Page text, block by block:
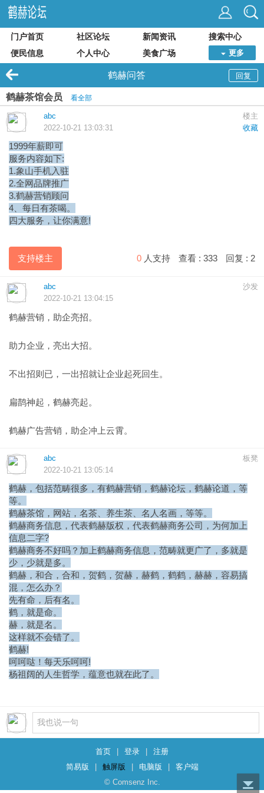
门户首页 社区论坛 新闻资讯
搜索中心
便民信息
个人中心 美食广场 更多
回复
鹤赫问答
鹤赫茶馆会员 看全部
楼主
abc
收藏
2022-10-21 13:03:31
1999年薪即可
服务内容如下:
1.象山手机入驻
2.全网品牌推广
3.鹤赫营销顾问
4、每日有茶喝。
四大服务，让你满意!
支持楼主 0 人支持 查看 : 333 回复 : 2
沙发
abc
2022-10-21 13:04:15
鹤赫营销，助企亮招。
助力企业，亮出大招。
不出招则已，一出招就让企业起死回生。
扁鹊神起，鹤赫亮起。
鹤赫广告营销，助企冲上云霄。
板凳
abc
2022-10-21 13:05:14
鹤赫，包括范畴很多，有鹤赫营销，鹤赫论坛，鹤赫论道，等
等。
鹤赫茶馆，网站，名茶、养生茶、名人名画，等等。
鹤赫商务信息，代表鹤赫版权，代表鹤赫商务公司，为何加上
信息二字?
鹤赫商务不好吗？加上鹤赫商务信息，范畴就更广了，多就是
少，少就是多。
鹤赫，和合，合和，贺鹤，贺赫，赫鹤，鹤鹤，赫赫，容易搞
混，怎么办？
先有命，后有名。
鹤，就是命。
赫，就是名。
这样就不会错了。
鹤赫!
呵呵哒！每天乐呵呵!
杨祖阔的人生哲学，蕴意也就在此了。
首页 登录
注册
简易版
触屏版 电脑版
客户端
© Comsenz Inc.